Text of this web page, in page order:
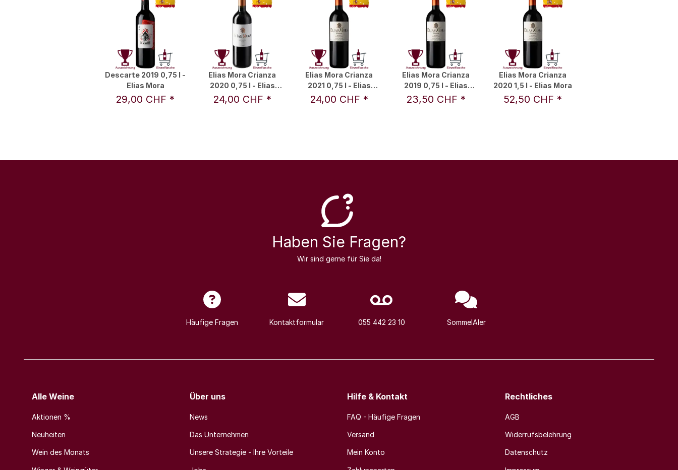
Descarte 2019 0,75 l -
Elias Mora
29,00 CHF *
Elias Mora Crianza
2020 0,75 l - Elias
Mora
24,00 CHF *
Elias Mora Crianza
2021 0,75 l - Elias
Mora
24,00 CHF *
Elias Mora Crianza
2019 0,75 l - Elias
Mora
23,50 CHF *
Elias Mora Crianza
2020 1,5 l - Elias Mora
52,50 CHF *
Haben Sie Fragen?
Wir sind gerne für Sie da!
Häufige Fragen Kontaktformular 055 442 23 10 SommelAIer
Alle Weine
Aktionen %
Neuheiten
Wein des Monats
Über uns
News
Das Unternehmen
Unsere Strategie - Ihre Vorteile
Hilfe & Kontakt
FAQ - Häufige Fragen
Versand
Mein Konto
Rechtliches
AGB
Widerrufsbelehrung
Datenschutz